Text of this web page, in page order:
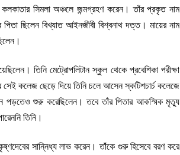
কলকাতার সিমলা অঞ্চলে জন্মগ্রহণ করেন। তাঁর প্রকৃত নাম
পিতা ছিলেন বিখ্যাত আইনজীবী বিশ্বনাথ দত্ত। মায়ের নাম
তিনি মেট্রোপলিটান স্কুল থেকে প্রবেশিকা পরীক্ষা
কলেজ ছেড়ে দিয়ে তিনি চলে আসেন স্কটিশচার্চ কলেজে
পড়তেও শুরু করেছিলেন। তবে তাঁর পিতার আকস্মিক মৃত্যু
তিনি।
সান্নিধ্য লাভ করেন। তাঁকে গুরু হিসেবে বরণ করে